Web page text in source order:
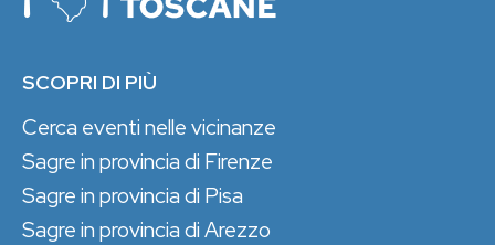
SCOPRI DI PIÙ
Cerca eventi nelle vicinanze
Sagre in provincia di Firenze
Sagre in provincia di Pisa
Sagre in provincia di Arezzo